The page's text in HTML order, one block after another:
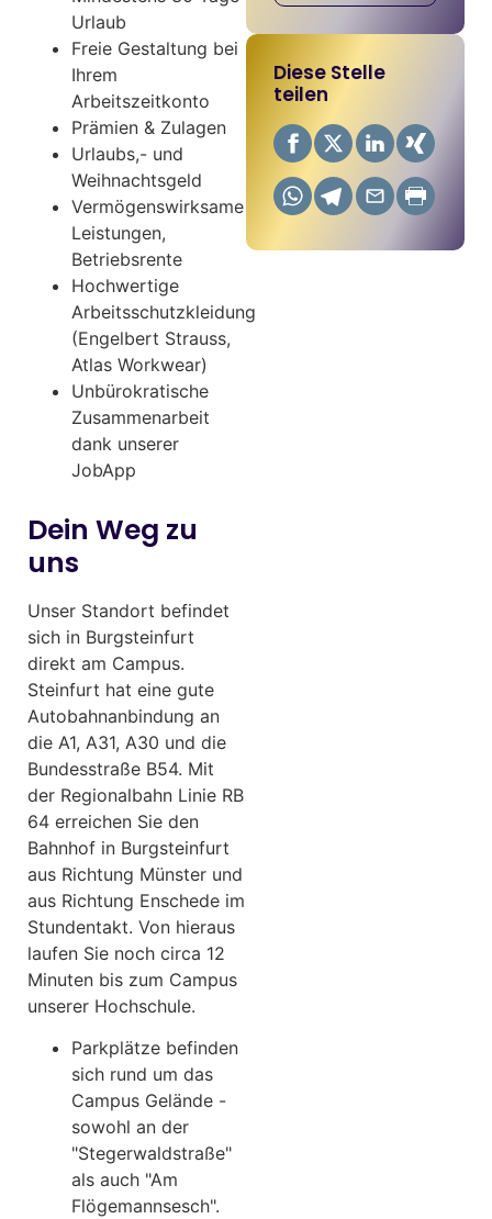
Urlaub
Freie Gestaltung bei
Ihrem
Arbeitszeitkonto
Prämien & Zulagen
Urlaubs,- und
Weihnachtsgeld
Vermögenswirksame
Leistungen,
Betriebsrente
Hochwertige
Arbeitsschutzkleidung
(Engelbert Strauss,
Atlas Workwear)
Unbürokratische
Zusammenarbeit
dank unserer
JobApp
Dein Weg zu
uns
Unser Standort befindet
sich in Burgsteinfurt
direkt am Campus.
Steinfurt hat eine gute
Autobahnanbindung an
die A1, A31, A30 und die
Bundesstraße B54. Mit
der Regionalbahn Linie RB
64 erreichen Sie den
Bahnhof in Burgsteinfurt
aus Richtung Münster und
aus Richtung Enschede im
Stundentakt. Von hieraus
laufen Sie noch circa 12
Minuten bis zum Campus
unserer Hochschule.
Parkplätze befinden
sich rund um das
Campus Gelände -
sowohl an der
"Stegerwaldstraße"
als auch "Am
Flögemannsesch".
Diese Stelle
teilen